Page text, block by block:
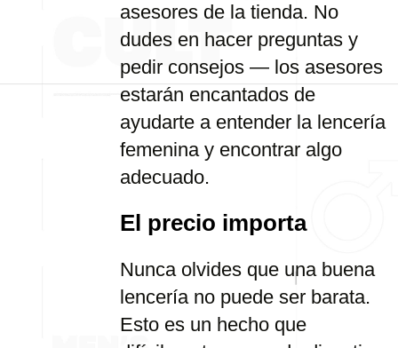
asesores de la tienda. No
dudes en hacer preguntas y
pedir consejos — los asesores
estarán encantados de
ayudarte a entender la lencería
femenina y encontrar algo
adecuado.
El precio importa
Nunca olvides que una buena
lencería no puede ser barata.
Esto es un hecho que